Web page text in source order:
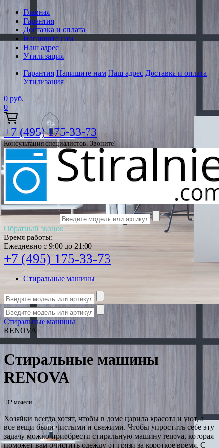
Главная
Гарантия
Доставка и оплата
Напишите нам
Наш адрес
Утилизация
Гарантия Напишите нам Наш адрес Доставка и оплата
Утилизация
0 руб.
0
+7 (495) 175-33-73
Консультация специалистов. Звоните!
Обратный звонок
Время работы:
Ежедневно с 9:00 до 21:00
+7 (495) 175-33-73
Стиральные машины
Стиральные машины
RENOVA
Стиральные машины
RENOVA
32 модели
Хозяйки всегда хотят, чтобы в доме царила красота и уют, а
все вещи были чистыми и свежими. Чтобы упростить себе эту
задачу можно приобрести стиральную машину renova, которая
поможет вам очистить одежду от грязи за короткое время. С